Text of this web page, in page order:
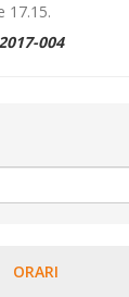
17.15.
004
ORARI